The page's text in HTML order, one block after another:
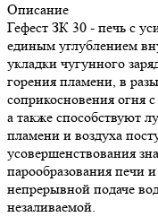
Описание
Гефест ЗК 30 - печь с
единым углублением
укладки чугунного
горения пламени, в
соприкосновения огня
а также способствуют
пламени и воздуха
усовершенствования
парообразования печи
непрерывной подаче
незаливаемой.